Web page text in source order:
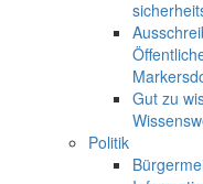
Gut zu
Politik